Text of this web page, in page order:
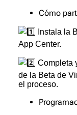
Cómo
Instala la
App Center.
Completa
de la Beta de
el proceso.